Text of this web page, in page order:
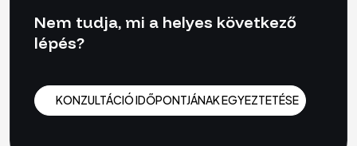
Nem tudja, mi a helyes következő
lépés?
KONZULTÁCIÓ IDŐPONTJÁNAK EGYEZTETÉSE
KONZULTÁCIÓ IDŐPONTJÁNAK EGYEZTETÉSE